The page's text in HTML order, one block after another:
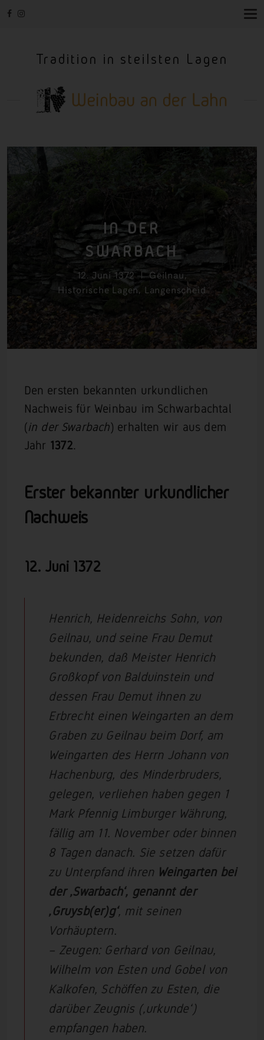
T
Tradition in steilsten Lagen
IN DER
SWARBACH
12. Juni 1372 Geilnau,
Historische Lagen, Langenscheid
Den ersten bekannten urkundlichen
Nachweis für Weinbau im Schwarbachtal
(in der Swarbach) erhalten wir aus dem
Jahr 1372.
Erster bekannter urkundlicher
Nachweis
12. Juni 1372
Henrich, Heidenreichs Sohn, von
Geilnau, und seine Frau Demut
bekunden, daß Meister Henrich
Großkopf von Balduinstein und
dessen Frau Demut ihnen zu
Erbrecht einen Weingarten an dem
Graben zu Geilnau beim Dorf, am
Weingarten des Herrn Johann von
Hachenburg, des Minderbruders,
gelegen, verliehen haben gegen 1
Mark Pfennig Limburger Währung,
fällig am 11. November oder binnen
8 Tagen danach. Sie setzen dafür
zu Unterpfand ihren Weingarten bei
der ‚Swarbach‘, genannt der
‚Gruysb(er)g‘, mit seinen
Vorhäuptern.
– Zeugen: Gerhard von Geilnau,
Wilhelm von Esten und Gobel von
Kalkofen, Schöffen zu Esten, die
darüber Zeugnis (‚urkunde‘)
empfangen haben.